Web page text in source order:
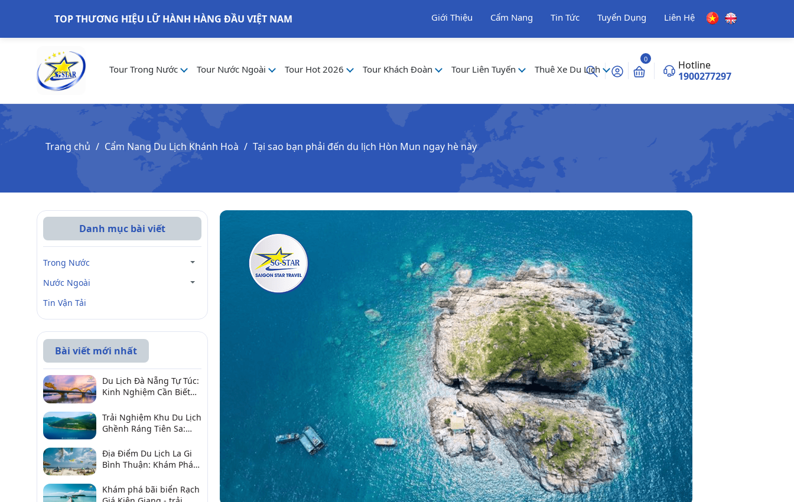
TOP THƯƠNG HIỆU LỮ HÀNH HÀNG ĐẦU VIỆT NAM Giới Thiệu Cẩm Nang Tin Tức Tuyển Dụng Liên Hệ
Tour Trong Nước Tour Nước Ngoài Tour Hot 2026 Tour Khách Đoàn Tour Liên Tuyến Thuê Xe Du Lịch
0
Hotline
1900277297
Trang chủ Cẩm Nang Du Lịch Khánh Hoà Tại sao bạn phải đến du lịch Hòn Mun ngay hè này
Danh mục bài viết
Trong Nước
Nước Ngoài
Tin Vận Tải
Bài viết mới nhất
Du Lịch Đà Nẵng Tự Túc:
Kinh Nghiệm Cần Biết
Vời
Trải Nghiệm Khu Du Lịch
Ghềnh Ráng Tiên Sa:
Qua
Địa Điểm Du Lịch La Gi
Bình Thuận: Khám Phá 6
2026
Khám phá bãi biển Rạch